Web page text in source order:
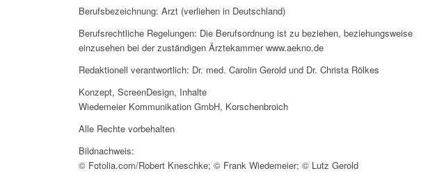
Berufsbezeichnung: Arzt (verliehen in Deutschland)
Berufsrechtliche Regelungen: Die Berufsordnung ist zu beziehen, beziehungsweise
einzusehen bei der zuständigen Ärztekammer www.aekno.de
Redaktionell verantwortlich: Dr. med. Carolin Gerold und Dr. Christa Rölkes
Konzept, ScreenDesign, Inhalte
Wiedemeier Kommunikation GmbH, Korschenbroich
Alle Rechte vorbehalten
Bildnachweis:
© Fotolia.com/Robert Kneschke; © Frank Wiedemeier; © Lutz Gerold